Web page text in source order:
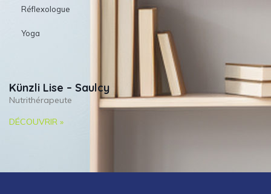
Réflexologue
Yoga
Künzli Lise – Saulcy
Nutrithérapeute
DÉCOUVRIR »